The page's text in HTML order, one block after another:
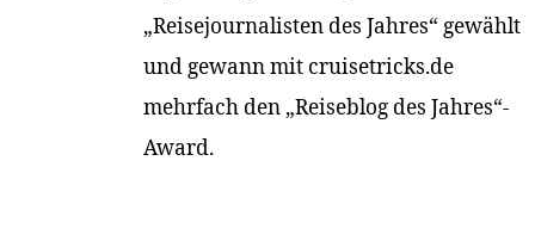
„Reisejournalisten des Jahres“ gewählt
und gewann mit cruisetricks.de
mehrfach den „Reiseblog des Jahres“-
Award.